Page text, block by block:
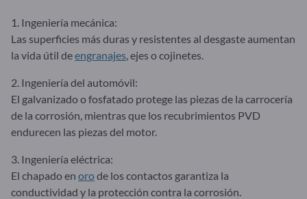
1. Ingeniería mecánica:
Las superficies más duras y resistentes al desgaste aumentan
la vida útil deengranajes , ejes o cojinetes.
2. Ingeniería del automóvil:
El galvanizado o fosfatado protege las piezas de la carrocería
de la corrosión, mientras que los recubrimientos PVD
endurecen las piezas del motor.
3. Ingeniería eléctrica:
El chapado en orode los contactos garantiza la
conductividad y la protección contra la corrosión.